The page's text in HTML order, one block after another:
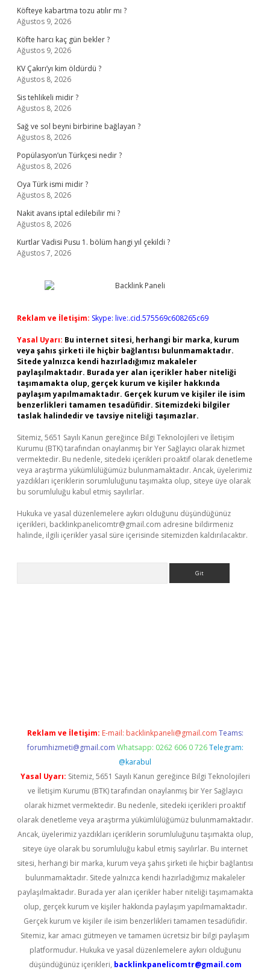
Köfteye kabartma tozu atılır mı ?
Ağustos 9, 2026
Köfte harcı kaç gün bekler ?
Ağustos 9, 2026
KV Çakırı’yı kim öldürdü ?
Ağustos 8, 2026
Sis tehlikeli midir ?
Ağustos 8, 2026
Sağ ve sol beyni birbirine bağlayan ?
Ağustos 8, 2026
Popülasyon’un Türkçesi nedir ?
Ağustos 8, 2026
Oya Türk ismi midir ?
Ağustos 8, 2026
Nakit avans iptal edilebilir mi ?
Ağustos 8, 2026
Kurtlar Vadisi Pusu 1. bölüm hangi yıl çekildi ?
Ağustos 7, 2026
Reklam ve İletişim: Skype: live:.cid.575569c608265c69
Yasal Uyarı: Bu internet sitesi, herhangi bir marka, kurum
veya şahıs şirketi ile hiçbir bağlantısı bulunmamaktadır.
Sitede yalnızca kendi hazırladığımız makaleler
paylaşılmaktadır. Burada yer alan içerikler haber niteliği
taşımamakta olup, gerçek kurum ve kişiler hakkında
paylaşım yapılmamaktadır. Gerçek kurum ve kişiler ile isim
benzerlikleri tamamen tesadüfidir. Sitemizdeki bilgiler
taslak halindedir ve tavsiye niteliği taşımazlar.
Sitemiz, 5651 Sayılı Kanun gereğince Bilgi Teknolojileri ve İletişim
Kurumu (BTK) tarafından onaylanmış bir Yer Sağlayıcı olarak hizmet
vermektedir. Bu nedenle, sitedeki içerikleri proaktif olarak denetleme
veya araştırma yükümlülüğümüz bulunmamaktadır. Ancak, üyelerimiz
yazdıkları içeriklerin sorumluluğunu taşımakta olup, siteye üye olarak
bu sorumluluğu kabul etmiş sayılırlar.
Hukuka ve yasal düzenlemelere aykırı olduğunu düşündüğünüz
içerikleri, backlinkpanelicomtr@gmail.com adresine bildirmeniz
halinde, ilgili içerikler yasal süre içerisinde sitemizden kaldırılacaktır.
Reklam ve İletişim: E-mail: backlinkpaneli@gmail.com Teams:
forumhizmeti@gmail.com Whatsapp: 0262 606 0 726 Telegram:
@karabul
Yasal Uyarı: Sitemiz, 5651 Sayılı Kanun gereğince Bilgi Teknolojileri
ve İletişim Kurumu (BTK) tarafından onaylanmış bir Yer Sağlayıcı
olarak hizmet vermektedir. Bu nedenle, sitedeki içerikleri proaktif
olarak denetleme veya araştırma yükümlülüğümüz bulunmamaktadır.
Ancak, üyelerimiz yazdıkları içeriklerin sorumluluğunu taşımakta olup,
siteye üye olarak bu sorumluluğu kabul etmiş sayılırlar. Bu internet
sitesi, herhangi bir marka, kurum veya şahıs şirketi ile hiçbir bağlantısı
bulunmamaktadır. Sitede yalnızca kendi hazırladığımız makaleler
paylaşılmaktadır. Burada yer alan içerikler haber niteliği taşımamakta
olup, gerçek kurum ve kişiler hakkında paylaşım yapılmamaktadır.
Gerçek kurum ve kişiler ile isim benzerlikleri tamamen tesadüfidir.
Sitemiz, kar amacı gütmeyen ve tamamen ücretsiz bir bilgi paylaşım
platformudur. Hukuka ve yasal düzenlemelere aykırı olduğunu
düşündüğünüz içerikleri, backlinkpanelicomtr@gmail.com